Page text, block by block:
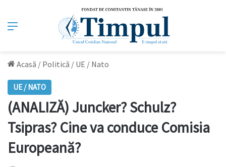
Meniu
Acasă / Politică / UE / Nato
UE / NATO
(ANALIZĂ) Juncker? Schulz?
Tsipras? Cine va conduce Comisia
Europeană?